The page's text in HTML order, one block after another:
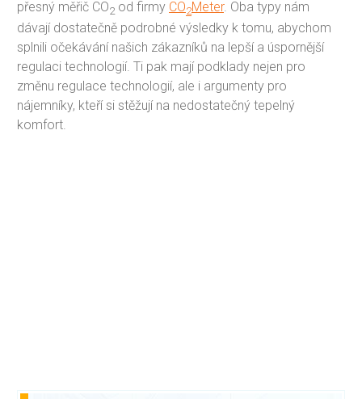
přesný měřič CO2 od firmy CO2Meter. Oba typy nám
dávají dostatečně podrobné výsledky k tomu, abychom
splnili očekávání našich zákazníků na lepší a úspornější
regulaci technologií. Ti pak mají podklady nejen pro
změnu regulace technologií, ale i argumenty pro
nájemníky, kteří si stěžují na nedostatečný tepelný
komfort.